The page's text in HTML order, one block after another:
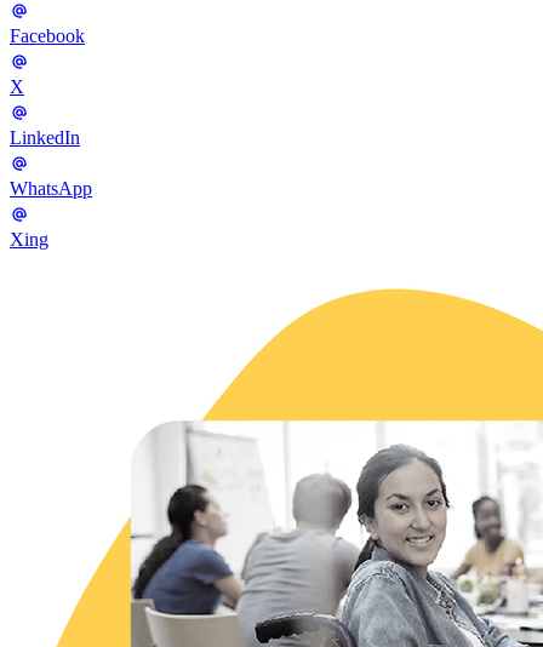
Facebook
X
LinkedIn
WhatsApp
Xing